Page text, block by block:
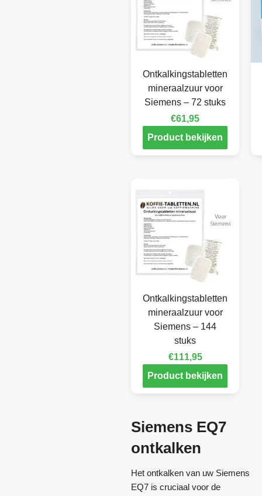
Ontkalkingstabletten
mineraalzuur voor
Siemens – 72 stuks
€61,95
Product bekijken
Ontkalkingstabletten
mineraalzuur voor
Siemens – 144
stuks
€111,95
Product bekijken
Siemens EQ7
ontkalken
Het ontkalken van uw Siemens
EQ7 is cruciaal voor de